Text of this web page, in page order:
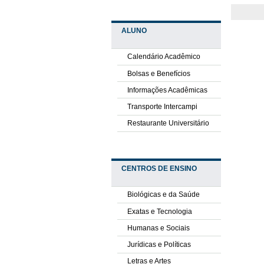
ALUNO
Calendário Acadêmico
Bolsas e Benefícios
Informações Acadêmicas
Transporte Intercampi
Restaurante Universitário
CENTROS DE ENSINO
Biológicas e da Saúde
Exatas e Tecnologia
Humanas e Sociais
Jurídicas e Políticas
Letras e Artes